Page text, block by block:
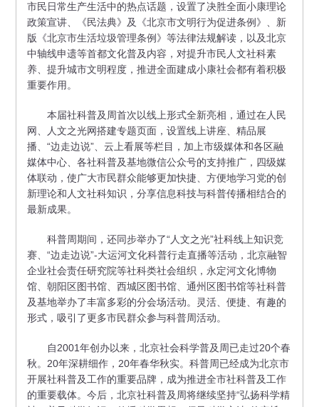
市民日常生产生活中的热点话题，设置了决胜全面小康理论
政策宣讲、《民法典》及《北京市文明行为促进条例》、新
版《北京市生活垃圾管理条例》等法律法规解读，以及北京
中轴线申遗等首都文化普及内容，对提升市民人文社科素
养、提升城市文明程度，推进全面建成小康社会都有着积极
重要作用。
本届社科普及周首次以线上形式全新亮相，通过在人民
网、人文之光网搭建专题页面，设置线上讲座、精品展
播、“边走边说”、云上看展等栏目，加上市级媒体和各区融
媒体中心、各社科普及基地微信公众号的支持推广，四级媒
体联动，使广大市民群众能够更加快捷、方便地学习党的创
新理论和人文社科知识，分享信息科技与科普传播相结合的
最新成果。
科普周期间，还同步举办了“人文之光”社科线上知识竞
赛、“边走边说”-大运河文化科普行走直播等活动，北京融智
企业社会责任研究院等社科类社会组织，永定河文化博物
馆、朝阳区图书馆、西城区图书馆、通州区图书馆等社科普
及基地举办了丰富多彩的分会场活动。灵活、便捷、有趣的
形式，吸引了更多市民群众参与科普周活动。
自2001年创办以来，北京社会科学普及周已走过20个春
秋。20年深耕细作，20年春华秋实。科普周已经成为北京市
开展社科普及工作的重要品牌，成为推进全市社科普及工作
的重要载体。今后，北京社科普及周将继续坚持“弘扬科学精